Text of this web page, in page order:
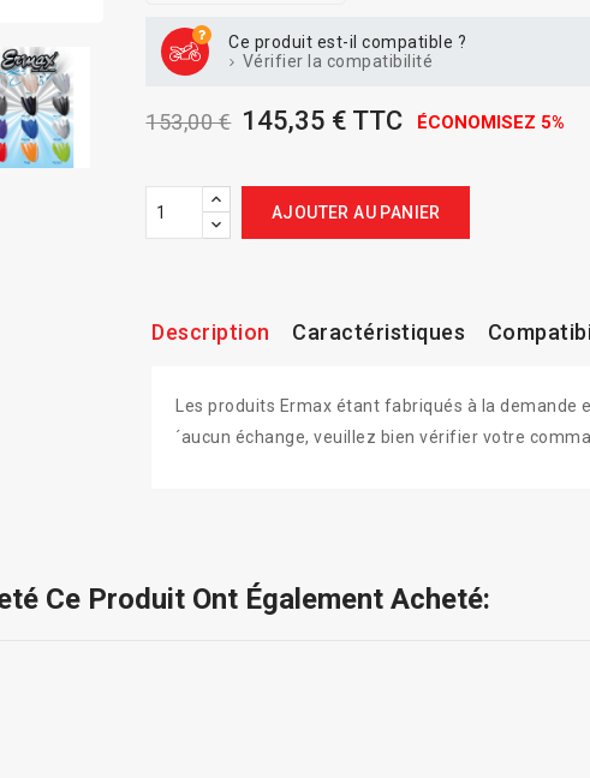
Ce produit est-il compatible ?
Vérifier la compatibilité
153,00 € 145,35 € TTC ÉCONOMISEZ 5%
AJOUTER AU PANIER
Description Caractéristiques
Les produits Ermax étant fabriqués à la
´aucun échange, veuillez bien vérifier votre
Ce Produit Ont Également Acheté: